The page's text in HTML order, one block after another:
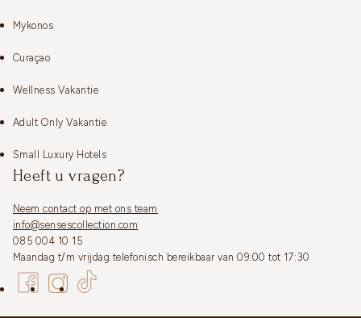
Mykonos
Curaçao
Wellness Vakantie
Adult Only Vakantie
Small Luxury Hotels
Heeft u vragen?
Neem contact op met ons team
info@sensescollection.com
085 004 10 15
Maandag t/m vrijdag telefonisch bereikbaar van 09:00 tot 17:30